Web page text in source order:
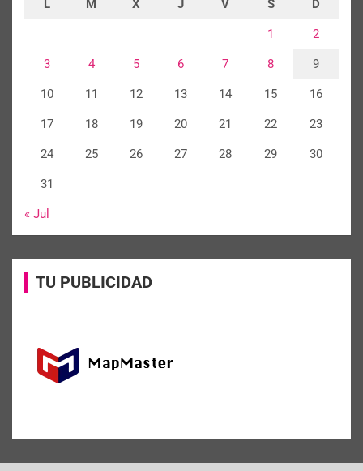
L M X J V S D
1 2
3 4 5 6 7 8 9
10 11 12 13 14 15 16
17 18 19 20 21 22 23
24 25 26 27 28 29 30
31
« Jul
TU PUBLICIDAD